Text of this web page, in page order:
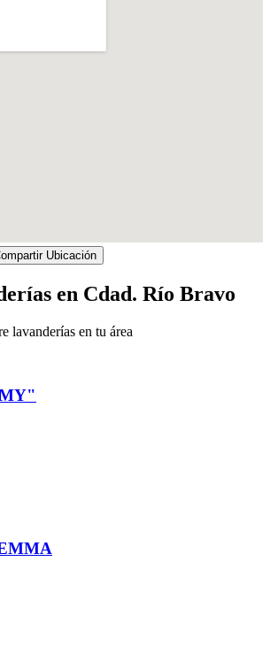
Ubicación
en Cdad. Río Bravo
lavanderías en tu área